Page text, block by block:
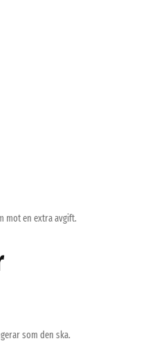
mot en extra avgift.
som den ska.